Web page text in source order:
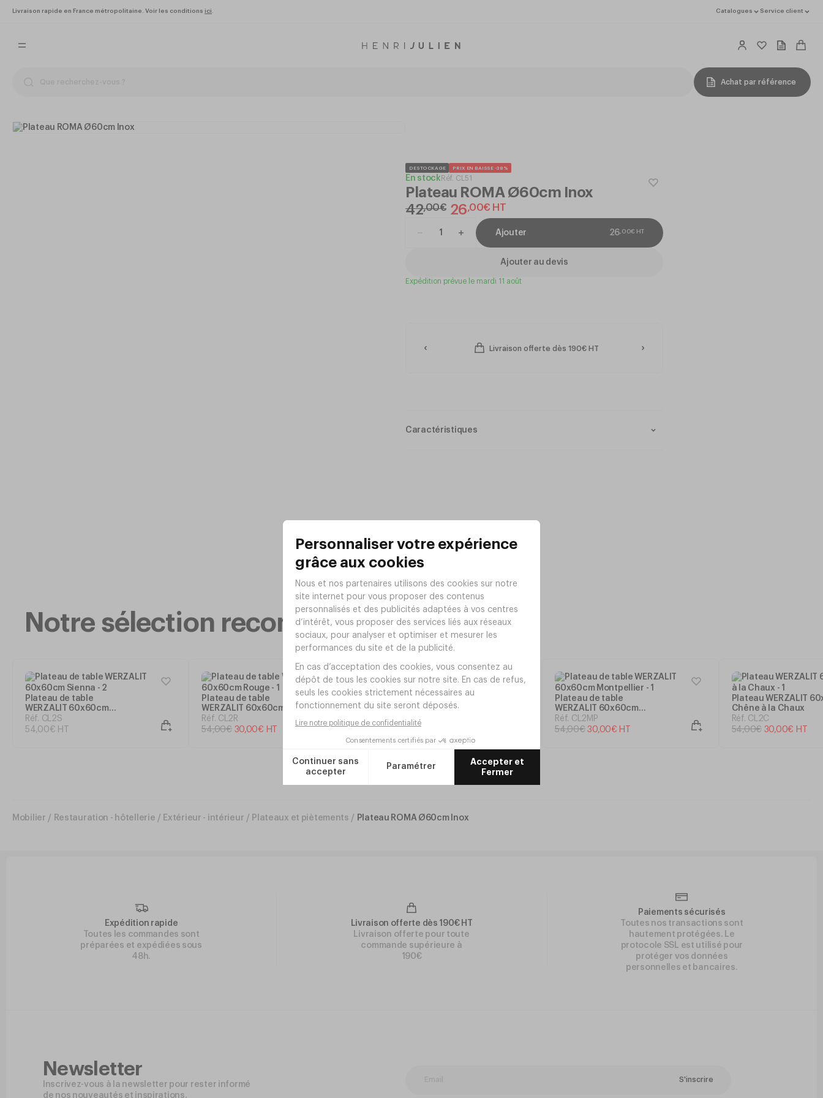
Livraison rapide en France métropolitaine. Voir les conditions ici . Catalogues Service client
Achat par référence
DESTOCKAGE PRIX EN BAISSE -38%
En stock Réf. CL51
Plateau ROMA Ø60cm Inox
42,00€ 26,00€ HT
Ajouter 26 00€ HT
Ajouter au devis
Expédition prévue le mardi 11 août
Livraison offerte dès 190€ HT
Caractéristiques
Notre sélection recommandée
Plateau de table
WERZALIT 60x60cm
Sienna
Réf. CL2S
54,00€ HT
Plateau de table
WERZALIT 60x60cm
Rouge
Réf. CL2R
54,00€ 30,00€ HT
Ponderosa Blanc
Réf. CL2P
Plateau de table
WERZALIT 60x60cm
Montpellier
Réf. CL2MP
54,00€ 30,00€ HT
Plateau WERZALIT
Chêne à la Chaux
Réf. CL2C
54,00€ 30,00€ HT
Mobilier / Restauration - hôtellerie / Extérieur - intérieur / Plateaux et piètements / Plateau ROMA Ø60cm Inox
Expédition rapide
Toutes les commandes sont
préparées et expédiées sous
48h.
Livraison offerte dès 190€ HT
Livraison offerte pour toute
commande supérieure à
190€
Paiements sécurisés
Toutes nos transactions sont
hautement protégées. Le
protocole SSL est utilisé pour
protéger vos données
personnelles et bancaires.
Newsletter
Inscrivez-vous à la newsletter pour rester informé
de nos nouveautés et inspirations.
S'inscrire